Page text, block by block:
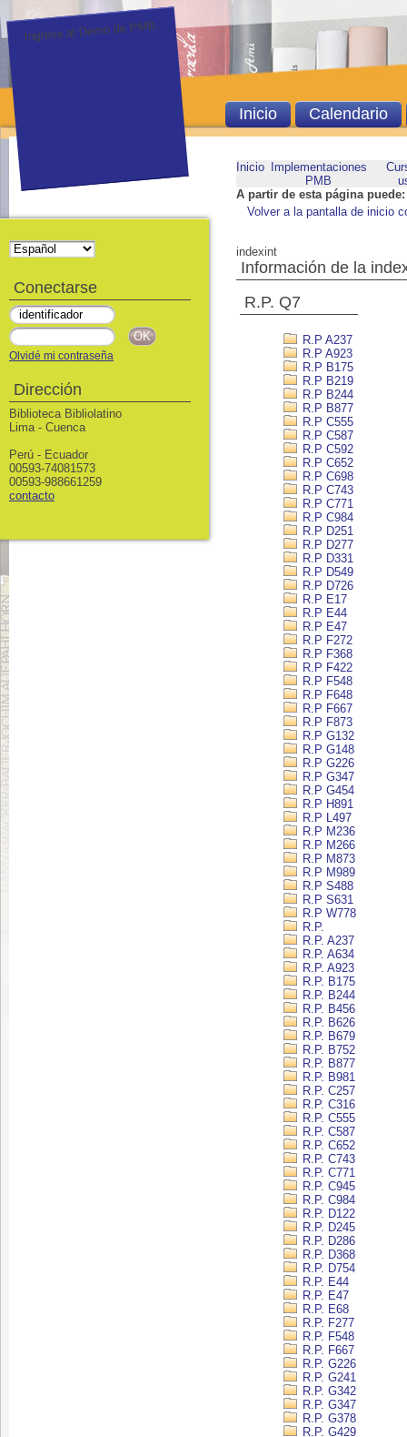
Inicio
Implementaciones
PMB
A partir de esta página puede:
Volver a la pantalla de inicio
indexint
Información de la
R.P. Q7
R.P A237
R.P A923
R.P B175
R.P B219
R.P B244
R.P B877
R.P C555
R.P C587
R.P C592
R.P C652
R.P C698
R.P C743
R.P C771
R.P C984
R.P D251
R.P D277
R.P D331
R.P D549
R.P D726
R.P E17
R.P E44
R.P E47
R.P F272
R.P F368
R.P F422
R.P F548
R.P F648
R.P F667
R.P F873
R.P G132
R.P G148
R.P G226
R.P G347
R.P G454
R.P H891
R.P L497
R.P M236
R.P M266
R.P M873
R.P M989
R.P S488
R.P S631
R.P W778
R.P.
R.P. A237
R.P. A634
R.P. A923
R.P. B175
R.P. B244
R.P. B456
R.P. B626
R.P. B679
R.P. B752
R.P. B877
R.P. B981
R.P. C257
R.P. C316
R.P. C555
R.P. C587
R.P. C652
R.P. C743
R.P. C771
R.P. C945
R.P. C984
R.P. D122
R.P. D245
R.P. D286
R.P. D368
R.P. D754
R.P. E44
R.P. E47
R.P. E68
R.P. F277
R.P. F548
R.P. F667
R.P. G226
R.P. G241
R.P. G342
R.P. G347
R.P. G378
R.P. G429
Ingrese al Demo de PMB.
Inicio Calendario
Conectarse
Olvidé mi contraseña
Dirección
Biblioteca Bibliolatino
Lima - Cuenca
Perú - Ecuador
00593-74081573
00593-988661259
contacto